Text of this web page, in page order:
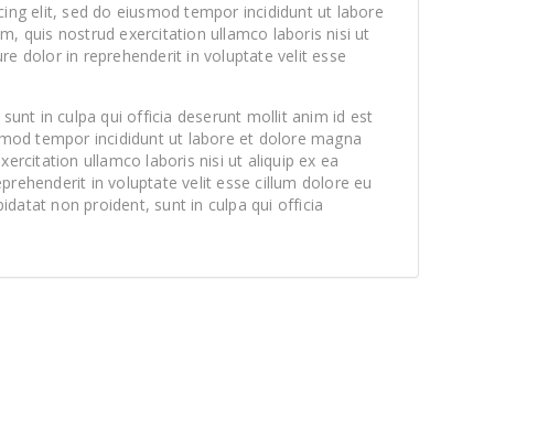
elit, sed do eiusmod tempor incididunt ut labore
quis nostrud exercitation ullamco laboris nisi ut
dolor in reprehenderit in voluptate velit esse
in culpa qui officia deserunt mollit anim id est
tempor incididunt ut labore et dolore magna
ullamco laboris nisi ut aliquip ex ea
in voluptate velit esse cillum dolore eu
non proident, sunt in culpa qui officia